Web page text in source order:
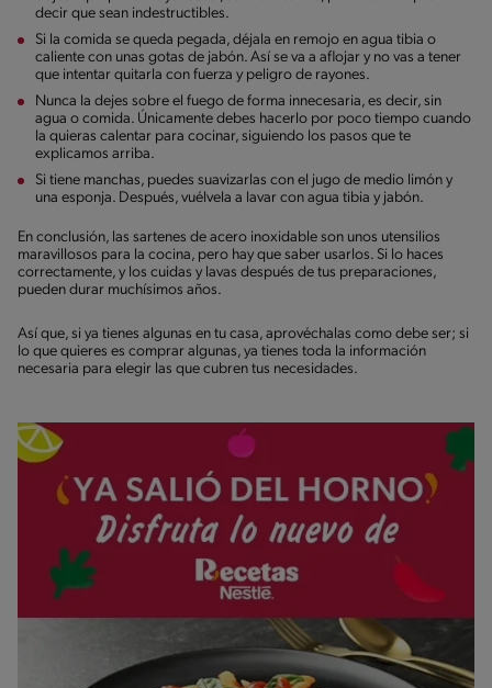
decir que sean indestructibles.
Si la comida se queda pegada, déjala en remojo en agua tibia o
caliente con unas gotas de jabón. Así se va a aflojar y no vas a tener
que intentar quitarla con fuerza y peligro de rayones.
Nunca la dejes sobre el fuego de forma innecesaria, es decir, sin
agua o comida. Únicamente debes hacerlo por poco tiempo cuando
la quieras calentar para cocinar, siguiendo los pasos que te
explicamos arriba.
Si tiene manchas, puedes suavizarlas con el jugo de medio limón y
una esponja. Después, vuélvela a lavar con agua tibia y jabón.
En conclusión, las sartenes de acero inoxidable son unos utensilios
maravillosos para la cocina, pero hay que saber usarlos. Si lo haces
correctamente, y los cuidas y lavas después de tus preparaciones,
pueden durar muchísimos años.
Así que, si ya tienes algunas en tu casa, aprovéchalas como debe ser; si
lo que quieres es comprar algunas, ya tienes toda la información
necesaria para elegir las que cubren tus necesidades.